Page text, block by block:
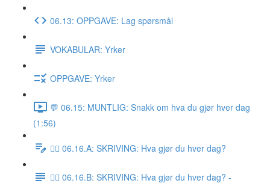
06.13: OPPGAVE: Lag spørsmål
VOKABULAR: Yrker
OPPGAVE: Yrker
💬 06.15: MUNTLIG: Snakk om hva du gjør hver dag
(1:56)
✍🏼 06.16.A: SKRIVING: Hva gjør du hver dag?
✍🏼 06.16.B: SKRIVING: Hva gjør du hver dag? -